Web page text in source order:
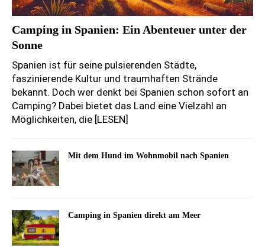
Camping in Spanien: Ein Abenteuer unter der
Sonne
Spanien ist für seine pulsierenden Städte,
faszinierende Kultur und traumhaften Strände
bekannt. Doch wer denkt bei Spanien schon sofort an
Camping? Dabei bietet das Land eine Vielzahl an
Möglichkeiten, die [LESEN]
Mit dem Hund im Wohnmobil nach Spanien
Camping in Spanien direkt am Meer